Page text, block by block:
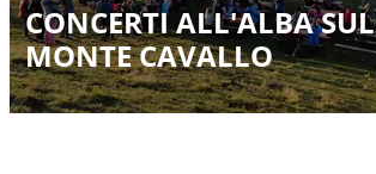
CONCERTI ALL'ALBA SUL
MONTE CAVALLO